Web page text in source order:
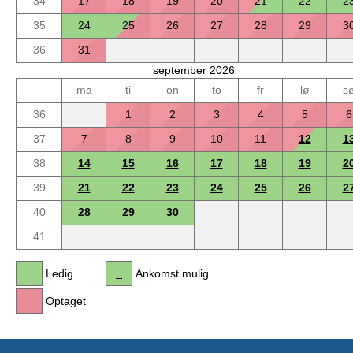
35
24 25 26 27 28 29
36
31
september 2026
ma
ti on to fr lø
36
1 2 3 4 5
6
37
7 8 9 10 11 12
38
14 15 16 17 18 19
39
21 22 23 24 25 26
40
28 29
30
41
Ledig
Optaget
Ankomst mulig